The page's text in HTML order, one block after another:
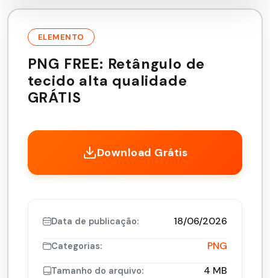
ELEMENTO
PNG FREE: Retângulo de
tecido alta qualidade
GRÁTIS
Download Grátis
Data de publicação: 18/06/2026
Categorias: PNG
Tamanho do arquivo: 4 MB